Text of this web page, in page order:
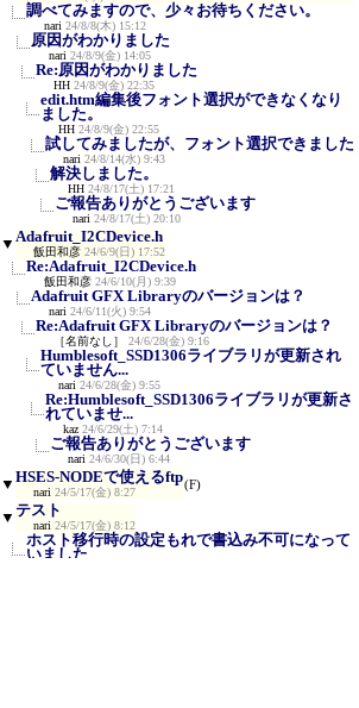
調べてみますので、少々お待ちください。
nari 24/8/8(木) 15:12
原因がわかりました
nari 24/8/9(金) 14:05
Re:原因がわかりました
HH 24/8/9(金) 22:35
edit.htm編集後フォント選択ができなくなり
ました。
HH 24/8/9(金) 22:55
試してみましたが、フォント選択できました
nari 24/8/14(水) 9:43
解決しました。
HH 24/8/17(土) 17:21
ご報告ありがとうございます
nari 24/8/17(土) 20:10
▼ Adafruit_I2CDevice.h
飯田和彦 24/6/9(日) 17:52
Re:Adafruit_I2CDevice.h
飯田和彦 24/6/10(月) 9:39
Adafruit GFX Libraryのバージョンは？
nari 24/6/11(火) 9:54
Re:Adafruit GFX Libraryのバージョンは？
［名前なし］ 24/6/28(金) 9:16
Humblesoft_SSD1306ライブラリが更新され
ていません...
nari 24/6/28(金) 9:55
Re:Humblesoft_SSD1306ライブラリが更新さ
れていませ...
kaz 24/6/29(土) 7:14
ご報告ありがとうございます
nari 24/6/30(日) 6:44
▼ HSES-NODEで使えるftp
nari 24/5/17(金) 8:27
(F)
▼ テスト
nari 24/5/17(金) 8:12
ホスト移行時の設定もれで書込み不可になって
いました